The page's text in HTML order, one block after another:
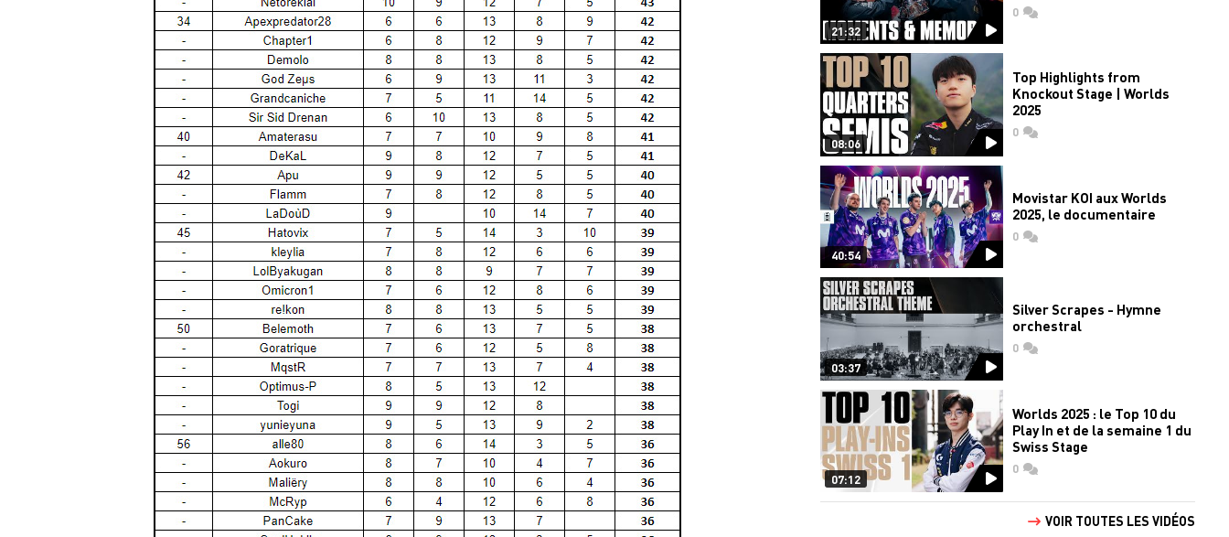
21:32
0commentaires
08:06
Top Highlights from
Knockout Stage | Worlds
2025
0commentaires
40:54
Movistar KOI aux Worlds
2025, le documentaire
0commentaires
03:37
Silver Scrapes - Hymne
orchestral
0commentaires
07:12
Worlds 2025 : le Top 10 du
Play In et de la semaine 1 du
Swiss Stage
0commentaires
VOIR TOUTES LES VIDÉOS